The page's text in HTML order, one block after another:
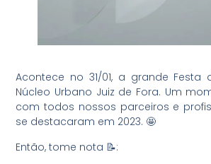
Acontece no 31/01, a grande Festa
Núcleo Urbano Juiz de Fora. Um
com todos nossos parceiros e
se destacaram em 2023. 🤩
Então, tome nota 📝: